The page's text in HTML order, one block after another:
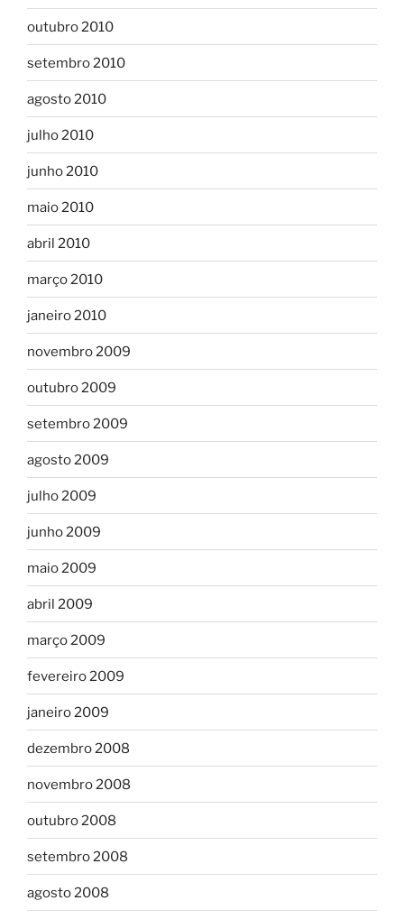
outubro 2010
setembro 2010
agosto 2010
julho 2010
junho 2010
maio 2010
abril 2010
março 2010
janeiro 2010
novembro 2009
outubro 2009
setembro 2009
agosto 2009
julho 2009
junho 2009
maio 2009
abril 2009
março 2009
fevereiro 2009
janeiro 2009
dezembro 2008
novembro 2008
outubro 2008
setembro 2008
agosto 2008